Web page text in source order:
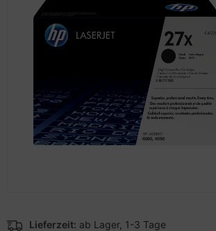
Lieferzeit: ab Lager, 1-3 Tage
& Video
Zubehör
Netzwerkgeräte
& Tragebehältnisse
CD-/DVD-Rohlinge
Tinten Minen